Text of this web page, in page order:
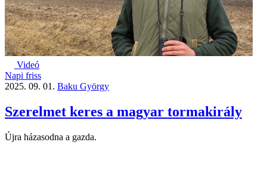
Videó
Napi friss
2025. 09. 01. Baku György
Szerelmet keres a magyar tormakirály
Újra házasodna a gazda.